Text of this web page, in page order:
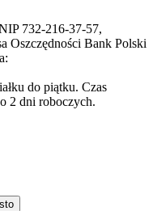
732-216-37-57,
Oszczędności Bank Polski
do piątku. Czas
2 dni roboczych.